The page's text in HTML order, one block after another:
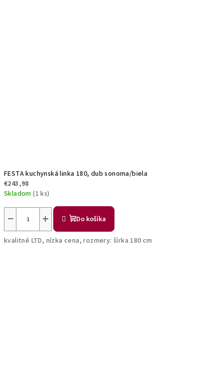
FESTA kuchynská linka 180, dub sonoma/biela
€243,98
Skladom(1 ks)
+
− Do košíka
kvalitné LTD, nízka cena, rozmery: šírka 180 cm